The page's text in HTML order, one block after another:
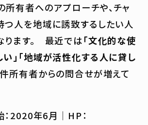
有者へのアプローチや、チャ
つ人を地域に誘致するしたい人
ります。 最近では「文化的な使
」「地域が活性化する人に貸し
所有者からの問合せが増えて
2020年6月｜HP：